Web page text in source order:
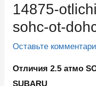
14875-
sohc-ot-
Оставьте
Отличия 2.5 атмо
SUBARU